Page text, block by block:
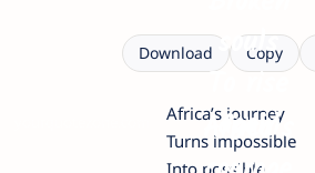
souls
To rise
again
Download Copy
Africa’s journey
Turns impossible
Into possible
Africa’s